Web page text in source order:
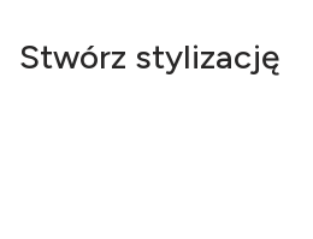
Stwórz stylizację